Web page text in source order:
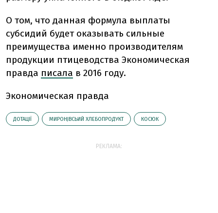
О том, что данная формула выплаты
субсидий будет оказывать сильные
преимущества именно производителям
продукции птицеводства Экономическая
правда писала в 2016 году.
Экономическая правда
ДОТАЦІЇ МИРОНJВСЬИЙ ХЛЕБОПРОДУКТ КОСЮК
РЕКЛАМА: